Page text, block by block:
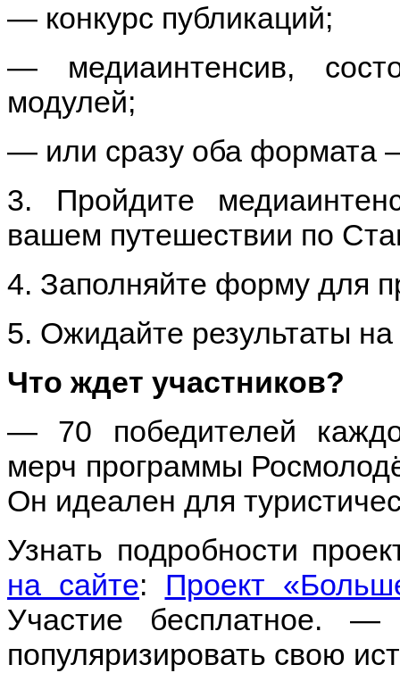
— конкурс публикаций;
— медиаинтенсив,
модулей;
— или сразу оба формата
3. Пройдите
вашем путешествии по
4. Заполняйте форму для
5. Ожидайте результаты на
Что ждет участников?
— 70 победителей
мерч программы
Он идеален для
Узнать подробности
на сайте: Проект
Участие бесплатное.
популяризировать свою